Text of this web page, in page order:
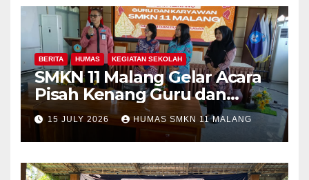
BERITA HUMAS KEGIATAN SEKOLAH
SMKN 11 Malang Gelar Acara
Pisah Kenang Guru dan
Tenaga Kependidikan yang
Purna Tugas dan Mutasi
Tugas
15 JULY 2026 HUMAS SMKN 11 MALANG